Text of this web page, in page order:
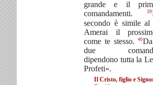
grande e il
comandamenti.
39
secondo è simile al
Amerai il
come te stesso.40
due
dipendono tutta la
Profeti».
Il Cristo, figlio e